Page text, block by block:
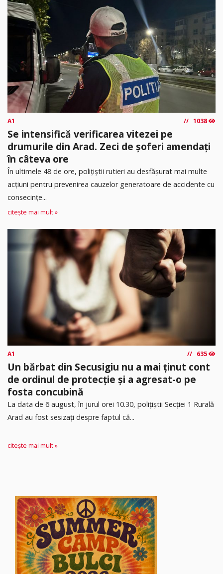
A1 1038
Se intensifică verificarea vitezei pe
drumurile din Arad. Zeci de șoferi amendați
în câteva ore
În ultimele 48 de ore, polițiștii rutieri au desfășurat mai multe
acțiuni pentru prevenirea cauzelor generatoare de accidente cu
consecințe...
citește mai mult »
A1 635
Un bărbat din Secusigiu nu a mai ținut cont
de ordinul de protecție și a agresat-o pe
fosta concubină
​La data de 6 august, în jurul orei 10.30, polițiștii Secției 1 Rurală
Arad au fost sesizați despre faptul că...
citește mai mult »